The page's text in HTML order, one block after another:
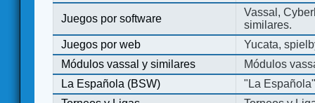
Juegos por software
Vassal,
similares.
Juegos por web
Yucata,
Módulos vassal y similares
Módulos
La Española (BSW)
"La